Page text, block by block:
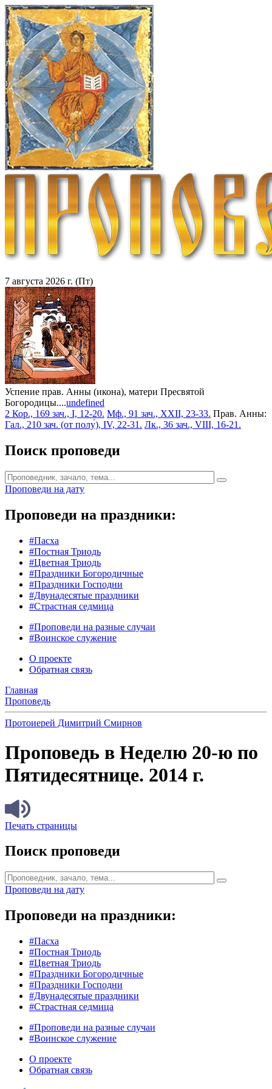
7 августа 2026 г. (Пт)
Успение прав. Анны (икона), матери Пресвятой
Богородицы....undefined
2 Кор., 169 зач., I, 12-20. Мф., 91 зач., XXII, 23-33. Прав. Анны:
Гал., 210 зач. (от полу́), IV, 22-31. Лк., 36 зач., VIII, 16-21.
Поиск проповеди
Проповеди на дату
Проповеди на праздники:
#Пасха
#Постная Триодь
#Цветная Триодь
#Праздники Богородичные
#Праздники Господни
#Двунадесятые праздники
#Страстная седмица
#Проповеди на разные случаи
#Воинское служение
О проекте
Обратная связь
Главная
Проповедь
Протоиерей Димитрий Смирнов
Проповедь в Неделю 20-ю по
Пятидесятнице. 2014 г.
Печать страницы
Поиск проповеди
Проповеди на дату
Проповеди на праздники:
#Пасха
#Постная Триодь
#Цветная Триодь
#Праздники Богородичные
#Праздники Господни
#Двунадесятые праздники
#Страстная седмица
#Проповеди на разные случаи
#Воинское служение
О проекте
Обратная связь